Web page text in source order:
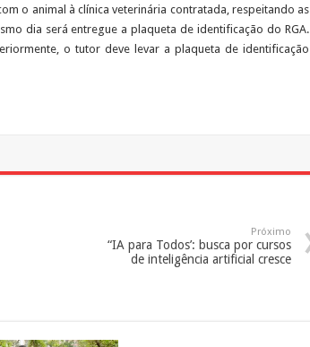
o animal à clínica veterinária contratada, respeitando as
dia será entregue a plaqueta de identificação do RGA.
o tutor deve levar a plaqueta de identificação
Próximo
“IA para Todos’: busca por cursos
de inteligência artificial cresce